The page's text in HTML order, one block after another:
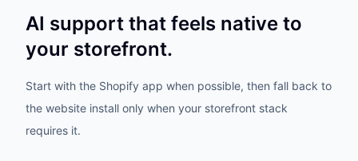
AI support that feels native to
your storefront.
Start with the Shopify app when possible, then fall back to
the website install only when your storefront stack
requires it.